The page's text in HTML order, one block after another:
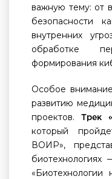
важную тему: от
безопасности
внутренних
обработке
формирования
Особое
развитию
проектов.
Трек
который
ВОИР»,
биотехнологиях